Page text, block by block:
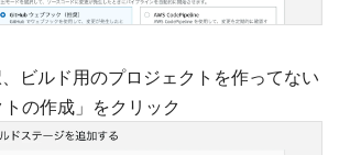
ビルド用のプロジェクトを作ってない
の作成」をクリック